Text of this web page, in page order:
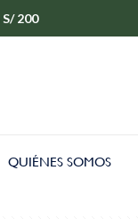
200
QUIÉNES SOMOS